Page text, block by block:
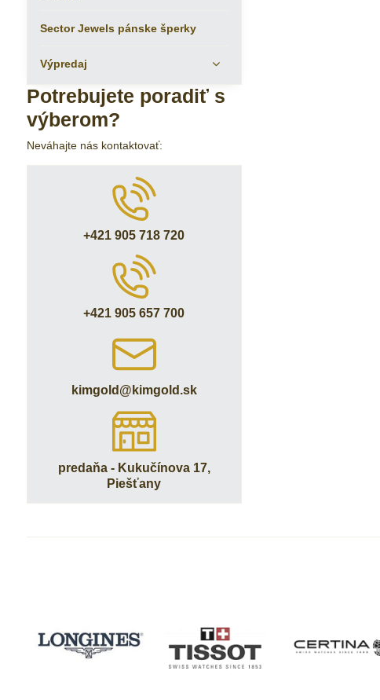
Sector Jewels pánske šperky
Výpredaj
Potrebujete poradiť s
výberom?
Neváhajte nás kontaktovať:
+421 905 718 720
+421 905 657 700
kimgold​@kimgold​.sk
predaňa - Kukučínova 17,
Piešťany